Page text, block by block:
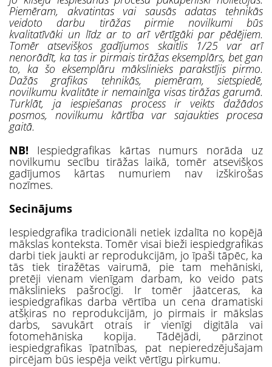
Piemēram, akvatintas vai sausās adatas tehnikās
veidoto darbu tirāžas pirmie novilkumi būs
kvalitatīvāki un līdz ar to arī vērtīgāki par pēdējiem.
Tomēr atsevišķos gadījumos skaitlis 1/25 var arī
nenorādīt, ka tas ir pirmais tirāžas eksemplārs, bet gan
to, ka šo eksemplāru mākslinieks parakstījis pirmo.
Dažās grafikas tehnikās, piemēram, sietspiedē,
novilkumu kvalitāte ir nemainīga visas tirāžas garumā.
Turklāt, ja iespiešanas process ir veikts dažādos
posmos, novilkumu kārtība var sajaukties procesa
gaitā.
NB! Iespiedgrafikas kārtas numurs norāda uz
novilkumu secību tirāžas laikā, tomēr atsevišķos
gadījumos kārtas numuriem nav izškirošas
nozīmes.
Secinājums
Iespiedgrafika tradicionāli netiek izdalīta no kopējā
mākslas konteksta. Tomēr visai bieži iespiedgrafikas
darbi tiek jaukti ar reprodukcijām, jo īpaši tāpēc, ka
tās tiek tiražētas vairumā, pie tam mehāniski,
pretēji vienam vienīgam darbam, ko veido pats
mākslinieks pašrocīgi. Ir tomēr jāatceras, ka
iespiedgrafikas darba vērtība un cena dramatiski
atšķiras no reprodukcijām, jo pirmais ir mākslas
darbs, savukārt otrais ir vienīgi digitāla vai
fotomehāniska kopija. Tādējādi, pārzinot
iespiedgrafikas īpatnības, pat nepieredzējušajam
pircējam būs iespēja veikt vērtīgu pirkumu.